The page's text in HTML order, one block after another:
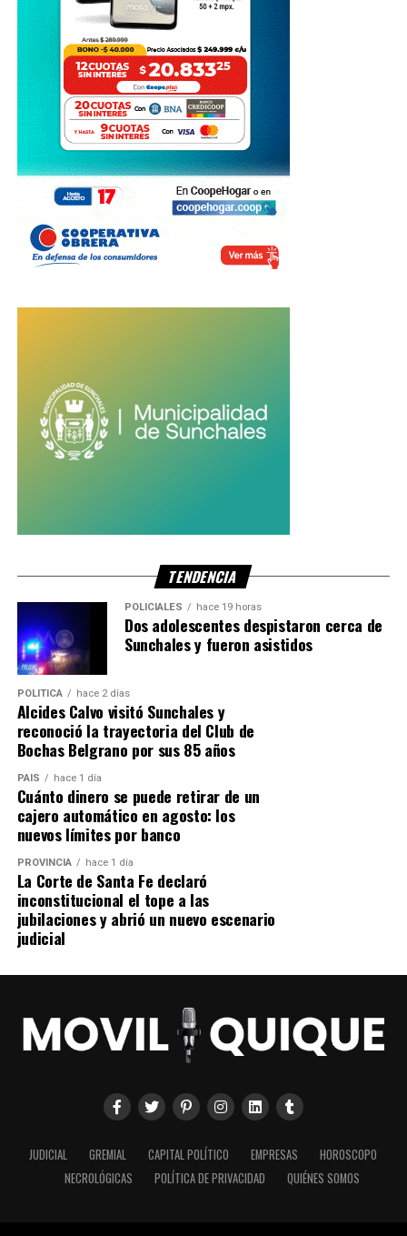
multas sin el respaldo legal correspondiente
Fuente: IProfesional
TENDENCIA
POLICIALES hace 19 horas
Dos adolescentes despistaron cerca de
Sunchales y fueron asistidos
POLITICA hace 2 días
Alcides Calvo visitó Sunchales y
reconoció la trayectoria del Club de
Bochas Belgrano por sus 85 años
PAIS hace 1 día
Cuánto dinero se puede retirar de un
cajero automático en agosto: los
nuevos límites por banco
PROVINCIA hace 1 día
La Corte de Santa Fe declaró
inconstitucional el tope a las
jubilaciones y abrió un nuevo escenario
judicial
JUDICIAL GREMIAL CAPITAL POLÍTICO EMPRESAS
HOROSCOPO
NECROLÓGICAS
POLÍTICA DE PRIVACIDAD QUIÉNES SOMOS